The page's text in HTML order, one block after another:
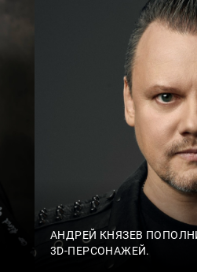
АНДРЕЙ КНЯЗЕВ
3D-ПЕРСОНАЖЕЙ.